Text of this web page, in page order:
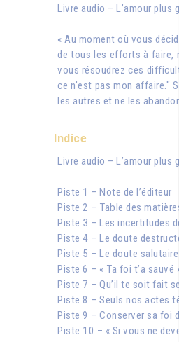
Livre audio – L’amour plus
« Au moment où vous
de tous les efforts à faire,
vous résoudrez ces
ce n'est pas mon affaire."
les autres et ne les
Indice
Livre audio – L’amour plus
Piste 1 – Note de l’éditeur
Piste 2 – Table des
Piste 3 – Les incertitudes
Piste 4 – Le doute
Piste 5 – Le doute salutaire
Piste 6 – « Ta foi t’a sauvé
Piste 7 – Qu’il te soit fait
Piste 8 – Seuls nos actes
Piste 9 – Conserver sa foi
Piste 10 – « Si vous ne